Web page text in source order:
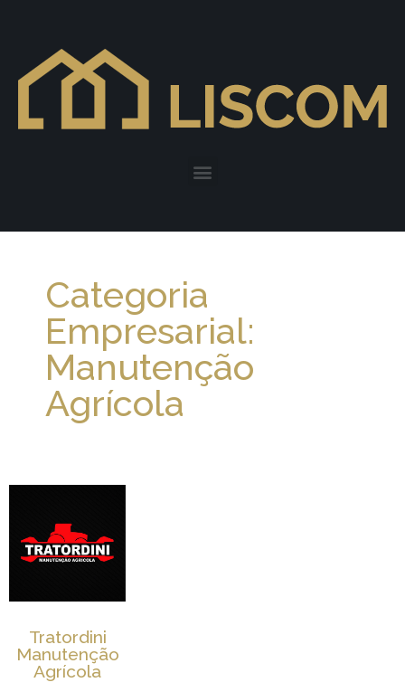
Categoria
Empresarial:
Manutenção
Agrícola
Tratordini
Manutenção
Agrícola